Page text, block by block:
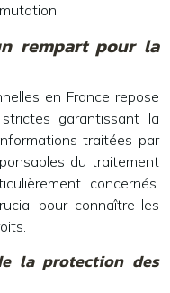
rempart pour la
en France repose
garantissant la
traitées par
du traitement
concernés.
pour connaître les
la protection des